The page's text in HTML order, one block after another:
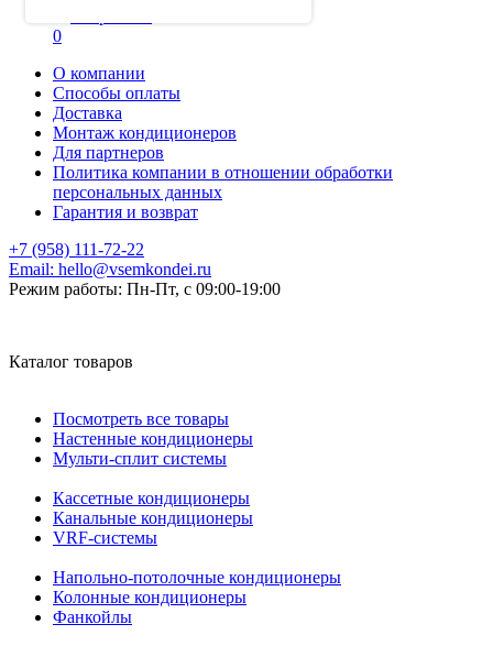
0
О компании
Способы оплаты
Доставка
Монтаж кондиционеров
Для партнеров
Политика компании в отношении обработки
персональных данных
Гарантия и возврат
+7 (958) 111-72-22
Email: hello@vsemkondei.ru
Режим работы: Пн-Пт, с 09:00-19:00
Каталог товаров
Посмотреть все товары
Настенные кондиционеры
Мульти-сплит системы
Кассетные кондиционеры
Канальные кондиционеры
VRF-системы
Напольно-потолочные кондиционеры
Колонные кондиционеры
Фанкойлы